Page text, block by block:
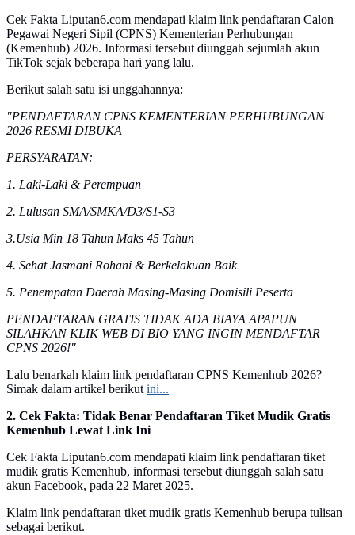
Cek Fakta Liputan6.com mendapati klaim link pendaftaran Calon
Pegawai Negeri Sipil (CPNS) Kementerian Perhubungan
(Kemenhub) 2026. Informasi tersebut diunggah sejumlah akun
TikTok sejak beberapa hari yang lalu.
Berikut salah satu isi unggahannya:
"PENDAFTARAN CPNS KEMENTERIAN PERHUBUNGAN
2026 RESMI DIBUKA
PERSYARATAN:
1. Laki-Laki & Perempuan
2. Lulusan SMA/SMKA/D3/S1-S3
3.Usia Min 18 Tahun Maks 45 Tahun
4. Sehat Jasmani Rohani & Berkelakuan Baik
5. Penempatan Daerah Masing-Masing Domisili Peserta
PENDAFTARAN GRATIS TIDAK ADA BIAYA APAPUN
SILAHKAN KLIK WEB DI BIO YANG INGIN MENDAFTAR
CPNS 2026!"
Lalu benarkah klaim link pendaftaran CPNS Kemenhub 2026?
Simak dalam artikel berikutini...
2. Cek Fakta: Tidak Benar Pendaftaran Tiket Mudik Gratis
Kemenhub Lewat Link Ini
Cek Fakta Liputan6.com mendapati klaim link pendaftaran tiket
mudik gratis Kemenhub, informasi tersebut diunggah salah satu
akun Facebook, pada 22 Maret 2025.
Klaim link pendaftaran tiket mudik gratis Kemenhub berupa tulisan
sebagai berikut.